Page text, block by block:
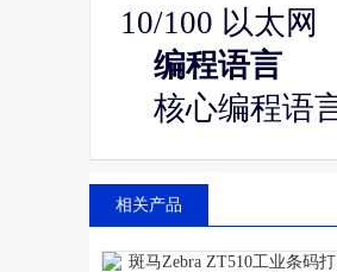
10/100 以太网
编程语言
核心编程语
相关产品